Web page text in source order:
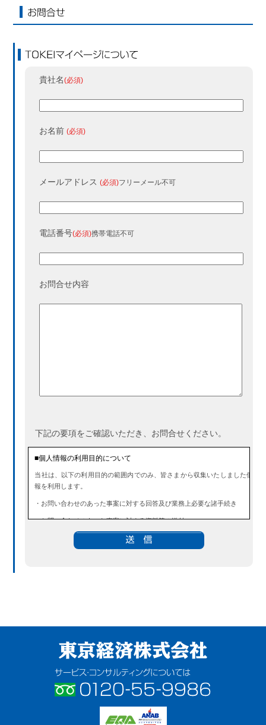
貴社名(必須)
お名前(必須)
メールアドレス(必須)フリーメール不可
電話番号(必須)携帯電話不可
お問合せ内容
下記の要項をご確認いただき、お問合せください。
■個人情報の利用目的について
当社は、以下の利用目的の範囲内でのみ、皆さまから収集いたしました個人情
報を利用します。
・お問い合わせのあった事案に対する回答及び業務上必要な諸手続き
・お問い合わせのあった事案に対する資料等の送付
■個人情報の第三者提供について
当社は、本人が自己の個人情報について、通知・開示・訂正・追加・削除・利
個人データの通知・開示・訂正・追加・削除・利用停止・提供停止の請求に応
じます。
受付方法は、本人確認資料（運転免許証、パスポート何れかのコピー）、「個
人情報取扱申請書」「委任状」（代理人による申請の場合のみ必要となりま
サービス・コンサルティングについ
ては フリーダイヤル 0120-55-